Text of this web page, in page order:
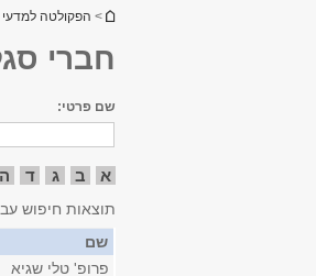
הינך נמצא כאן
> הפקולטה למדעי
חברי
שם פרטי:
א ב ג ד ה
תוצאות חיפוש
שם
פרופ' טלי שגיא